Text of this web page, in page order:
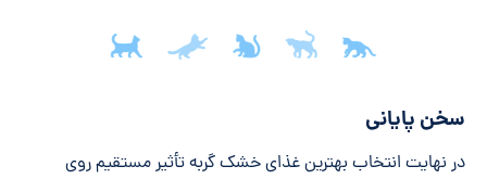
جمع‌بندی مقاله
سخن پایانی
در نهایت انتخاب بهترین غذای خشک گربه تأثیر مستقیم روی